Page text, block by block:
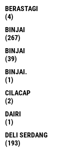
BERASTAGI
(4)
BINJAI
(267)
BINJAI
(39)
BINJAI.
(1)
CILACAP
(2)
DAIRI
(1)
DELI SERDANG
(193)